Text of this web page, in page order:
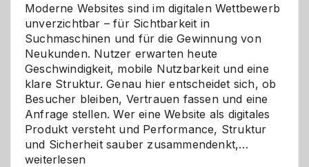
Moderne Websites sind im digitalen Wettbewerb
unverzichtbar – für Sichtbarkeit in
Suchmaschinen und für die Gewinnung von
Neukunden. Nutzer erwarten heute
Geschwindigkeit, mobile Nutzbarkeit und eine
klare Struktur. Genau hier entscheidet sich, ob
Besucher bleiben, Vertrauen fassen und eine
Anfrage stellen. Wer eine Website als digitales
Produkt versteht und Performance, Struktur
und Sicherheit sauber zusammendenkt,…
weiterlesen